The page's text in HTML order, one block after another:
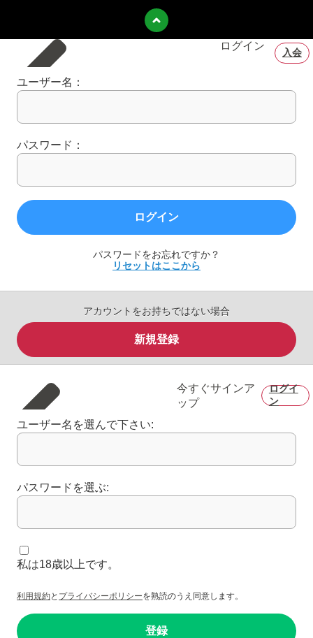
ログイン
入会
ユーザー名：
パスワード：
ログイン
パスワードをお忘れですか？
リセットはここから
アカウントをお持ちではない場合
新規登録
今すぐサインア
ップ
ログイ
ン
ユーザー名を選んで下さい:
パスワードを選ぶ:
私は18歳以上です。
利用規約と プライバシーポリシーを熟読のうえ同意します。
登録